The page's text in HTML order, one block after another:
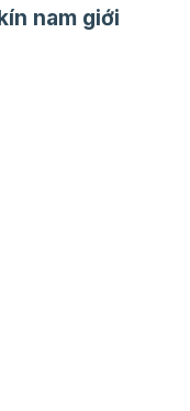
nam giới